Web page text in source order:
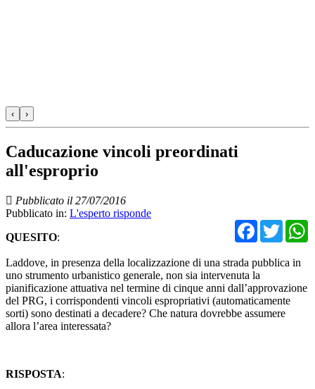
‹ ›
Caducazione vincoli preordinati
all'esproprio
Pubblicato il 27/07/2016
Pubblicato in: L'esperto risponde
QUESITO:
Laddove, in presenza della localizzazione di una strada pubblica in
uno strumento urbanistico generale, non sia intervenuta la
pianificazione attuativa nel termine di cinque anni dall’approvazione
del PRG, i corrispondenti vincoli espropriativi (automaticamente
sorti) sono destinati a decadere? Che natura dovrebbe assumere
allora l’area interessata?
RISPOSTA: